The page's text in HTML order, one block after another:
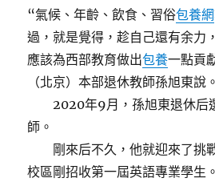
“氣候、年齡、飲食、習俗包養網
過，就是覺得，趁自己還有余力
應該為西部教育做出包養一點貢
（北京）本部退休教師孫旭東說。
2020年9月，孫旭東退休后
師。
剛來后不久，他就迎來了挑
校區剛招收第一屆英語專業學生